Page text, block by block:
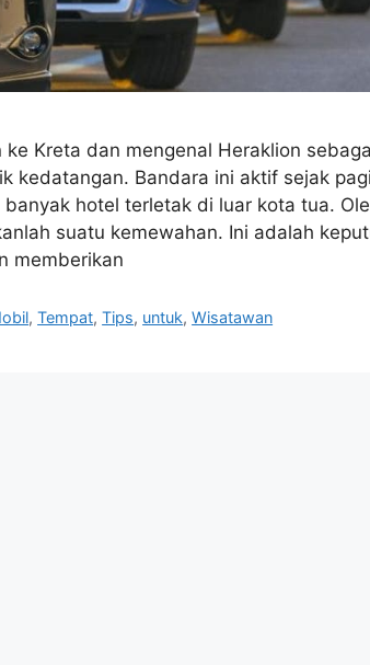
ke Kreta dan mengenal Heraklion
kedatangan. Bandara ini aktif sejak
hotel terletak di luar kota tua.
suatu kemewahan. Ini adalah
memberikan
,Tempat,Tips, untuk,Wisatawan